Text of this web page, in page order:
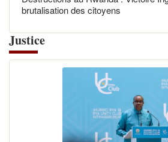
brutalisation des citoyens
Justice